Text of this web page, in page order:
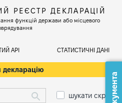
РЕЄСТР ДЕКЛАРАЦІЙ
функцій держави або місцевого
АРІ СТАТИСТИЧНІ ДАНІ
декларацію
шукати скрізь